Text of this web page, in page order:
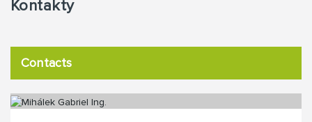
Kontakty
Contacts